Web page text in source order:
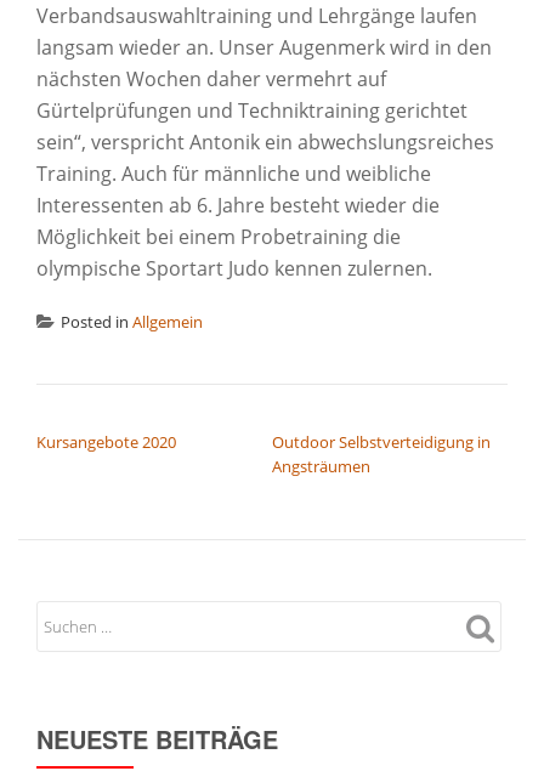
Verbandsauswahltraining und Lehrgänge laufen
langsam wieder an. Unser Augenmerk wird in den
nächsten Wochen daher vermehrt auf
Gürtelprüfungen und Techniktraining gerichtet
sein“, verspricht Antonik ein abwechslungsreiches
Training. Auch für männliche und weibliche
Interessenten ab 6. Jahre besteht wieder die
Möglichkeit bei einem Probetraining die
olympische Sportart Judo kennen zulernen.
Posted in Allgemein
Kursangebote 2020
Outdoor Selbstverteidigung in
Angsträumen
NEUESTE BEITRÄGE